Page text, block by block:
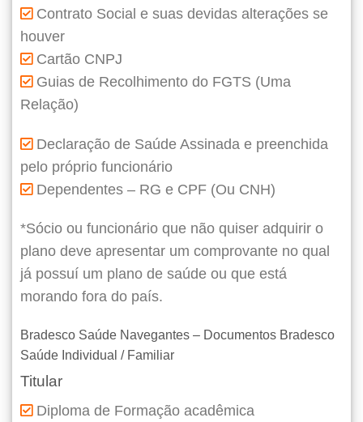
Contrato Social e suas devidas alterações se
houver
Cartão CNPJ
Guias de Recolhimento do FGTS (Uma
Relação)
Declaração de Saúde Assinada e preenchida
pelo próprio funcionário
Dependentes – RG e CPF (Ou CNH)
*Sócio ou funcionário que não quiser adquirir o
plano deve apresentar um comprovante no qual
já possuí um plano de saúde ou que está
morando fora do país.
Bradesco Saúde Navegantes – Documentos Bradesco
Saúde Individual / Familiar
Titular
Diploma de Formação acadêmica